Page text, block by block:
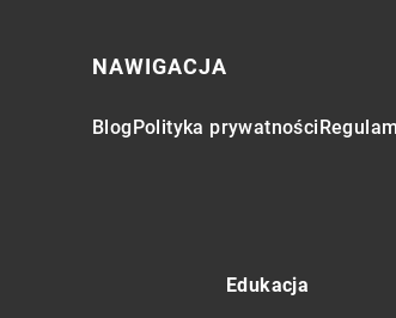
NAWIGACJA
BlogPolityka prywatności
Edukacja